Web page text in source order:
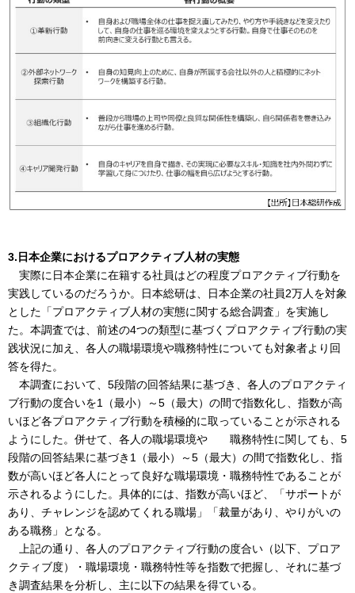
3.日本企業におけるプロアクティブ人材の実態
実際に日本企業に在籍する社員はどの程度プロアクティブ行動を
実践しているのだろうか。日本総研は、日本企業の社員2万人を対象
とした「プロアクティブ人材の実態に関する総合調査」を実施し
た。本調査では、前述の4つの類型に基づくプロアクティブ行動の実
践状況に加え、各人の職場環境や職務特性についても対象者より回
答を得た。
本調査において、5段階の回答結果に基づき、各人のプロアクティ
ブ行動の度合いを1（最小）～5（最大）の間で指数化し、指数が高
いほど各プロアクティブ行動を積極的に取っていることが示される
ようにした。併せて、各人の職場環境や 職務特性に関しても、5
段階の回答結果に基づき1（最小）～5（最大）の間で指数化し、指
数が高いほど各人にとって良好な職場環境・職務特性であることが
示されるようにした。具体的には、指数が高いほど、「サポートが
あり、チャレンジを認めてくれる職場」「裁量があり、やりがいの
ある職務」となる。
上記の通り、各人のプロアクティブ行動の度合い（以下、プロア
クティブ度）・職場環境・職務特性等を指数で把握し、それに基づ
き調査結果を分析し、主に以下の結果を得ている。